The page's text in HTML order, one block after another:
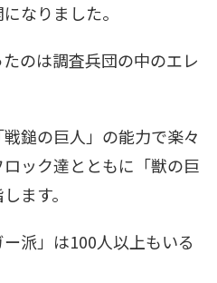
なりました。
のは調査兵団の中のエレ
鎚の巨人」の能力で楽々
ック達とともに「獣の巨
ます。
派」は100人以上もいる